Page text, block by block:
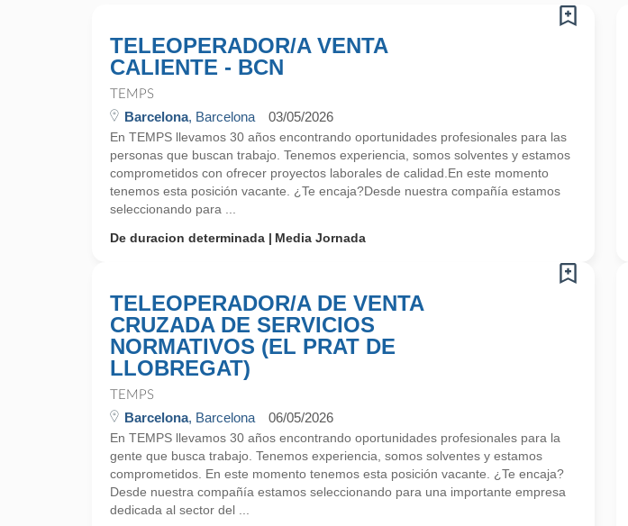
TELEOPERADOR/A VENTA
CALIENTE - BCN
TEMPS
Barcelona, Barcelona 03/05/2026
En TEMPS llevamos 30 años encontrando oportunidades profesionales para las
personas que buscan trabajo. Tenemos experiencia, somos solventes y estamos
comprometidos con ofrecer proyectos laborales de calidad.En este momento
tenemos esta posición vacante. ¿Te encaja?Desde nuestra compañía estamos
seleccionando para ...
De duracion determinada
Media Jornada
TELEOPERADOR/A DE VENTA
CRUZADA DE SERVICIOS
NORMATIVOS (EL PRAT DE
LLOBREGAT)
TEMPS
Barcelona, Barcelona 06/05/2026
En TEMPS llevamos 30 años encontrando oportunidades profesionales para la
gente que busca trabajo. Tenemos experiencia, somos solventes y estamos
comprometidos. En este momento tenemos esta posición vacante. ¿Te encaja?
Desde nuestra compañía estamos seleccionando para una importante empresa
dedicada al sector del ...